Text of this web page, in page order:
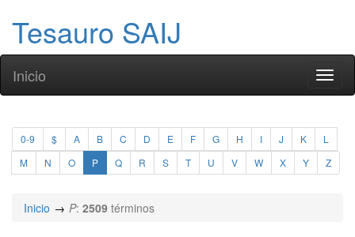
Tesauro SAIJ
Inicio
0-9 $ A B C D E F G H I J K
L
M
N O P Q R S T U V W X Y Z
Inicio P: 2509 términos